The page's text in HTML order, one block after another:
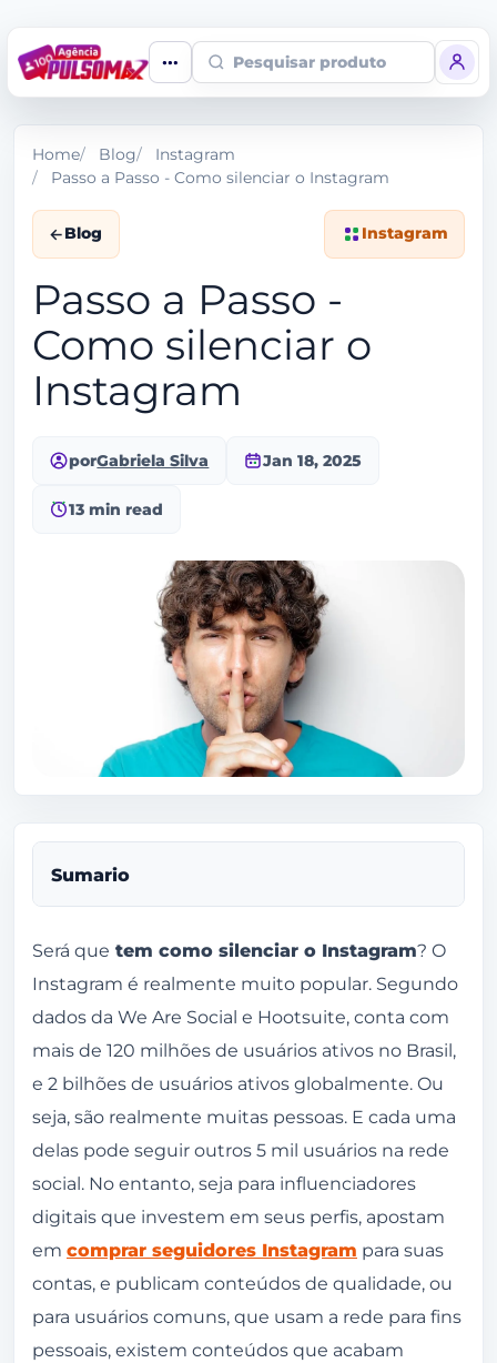
Pesquisar produto
Home Blog
Instagram
Passo a Passo - Como silenciar o Instagram
Blog Instagram
Passo a Passo -
Como silenciar o
Instagram
porGabriela Silva Jan 18, 2025
13 min read
Sumario
Como silenciar o Instagram passo a passo
Toque no ícone de lupa no canto esquerdo
inferior da tela.
Digite o nome do usuário que deseja
silenciar e clique sobre o perfil certo.
Clique em seguindo, logo abaixo da foto
de perfil do usuário.
Na lista de opções, selecione silenciar.
Ative as opções que deseja silenciar. Veja:
Como silenciar o story de alguém no
Instagram passo a passo
Será que tem como silenciar o Instagram? O
Instagram é realmente muito popular. Segundo
dados da We Are Social e Hootsuite, conta com
mais de 120 milhões de usuários ativos no Brasil,
e 2 bilhões de usuários ativos globalmente. Ou
seja, são realmente muitas pessoas. E cada uma
delas pode seguir outros 5 mil usuários na rede
social. No entanto, seja para influenciadores
digitais que investem em seus perfis, apostam
em comprar seguidores Instagram para suas
contas, e publicam conteúdos de qualidade, ou
para usuários comuns, que usam a rede para fins
pessoais, existem conteúdos que acabam